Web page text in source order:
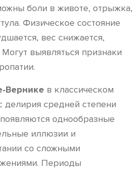
боли в животе, отрыжка,
Физическое состояние
вес снижается,
выявляться признаки
Вернике в классическом
делирия средней степени
однообразные
иллюзии и
со сложными
Периоды